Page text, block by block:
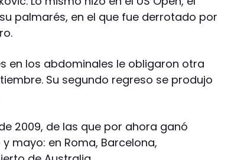
palmarés, en el que fue derrotado por
en los abdominales le obligaron otra
Su segundo regreso se produjo
2009, de las que por ahora ganó
mayo: en Roma, Barcelona,